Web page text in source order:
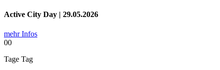
Active City Day | 29.05.2026
mehr Infos
00
Tage Tag